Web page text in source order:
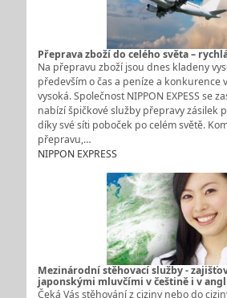
Přeprava zboží do celého světa –
Na přepravu zboží jsou dnes kladeny
především o čas a peníze a konkurence
vysoká. Společnost NIPPON EXPESS se
nabízí špičkové služby přepravy zásilek
díky své síti poboček po celém světě.
přepravu,…
NIPPON EXPRESS
Mezinárodní stěhovací služby -
japonskými mluvčími v češtině i v
Čeká Vás stěhování z ciziny nebo do